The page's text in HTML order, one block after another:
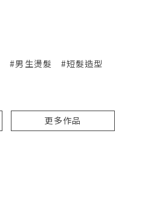
#男生燙髮
#短髮造型
更多作品